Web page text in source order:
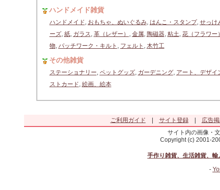
ハンドメイド雑貨
ハンドメイド, おもちゃ、ぬいぐるみ, はんこ・スタンプ, せっけ
ーズ, 紙, ガラス, 革（レザー） , 金属, 陶磁器, 粘土, 花（フラワー
物, パッチワーク・キルト , フェルト , 木竹工
その他雑貨
ステーショナリー, ペットグッズ, ガーデニング, アート、デザイ
ストカード, 絵画、絵本
ご利用ガイド サイト登録|
広告
サイト内の画像・
Copyright (c) 2001-
手作り雑貨、生活雑貨、
-